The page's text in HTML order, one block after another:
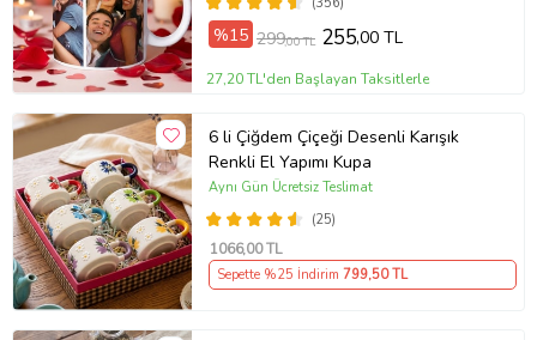
%15 299,00 TL 255,00 TL
27,20 TL'den Başlayan Taksitlerle
6 li Çiğdem Çiçeği Desenli Karışık
Renkli El Yapımı Kupa
(25)
Aynı Gün Ücretsiz Teslimat
1066,00 TL
Sepette %25 İndirim 799,50 TL